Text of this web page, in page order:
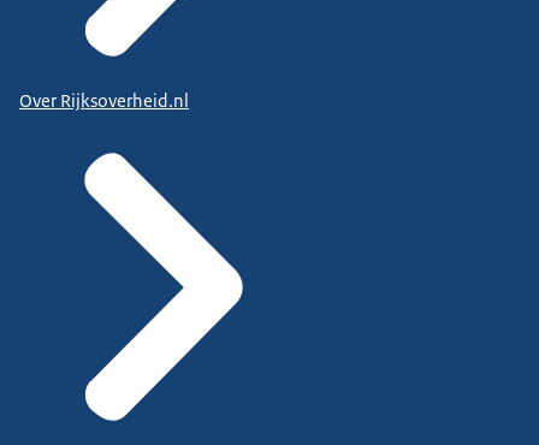
Over Rijksoverheid.nl